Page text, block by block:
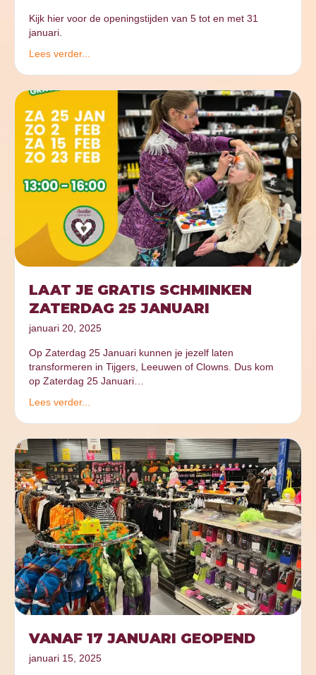
Kijk hier voor de openingstijden van 5 tot en met 31
januari.
Lees verder...
LAAT JE GRATIS SCHMINKEN
ZATERDAG 25 JANUARI
januari 20, 2025
Op Zaterdag 25 Januari kunnen je jezelf laten
transformeren in Tijgers, Leeuwen of Clowns. Dus kom
op Zaterdag 25 Januari…
Lees verder...
VANAF 17 JANUARI GEOPEND
januari 15, 2025